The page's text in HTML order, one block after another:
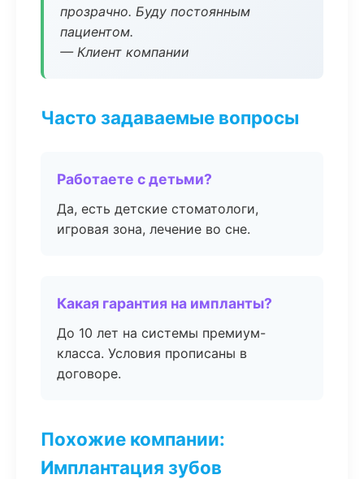
прозрачно. Буду постоянным
пациентом.
— Клиент компании
Часто задаваемые вопросы
Работаете с детьми?
Да, есть детские стоматологи,
игровая зона, лечение во сне.
Какая гарантия на импланты?
До 10 лет на системы премиум-
класса. Условия прописаны в
договоре.
Похожие компании:
Имплантация зубов